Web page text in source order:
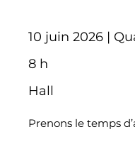
10 juin 2026 |
8 h
Hall
Prenons le temps